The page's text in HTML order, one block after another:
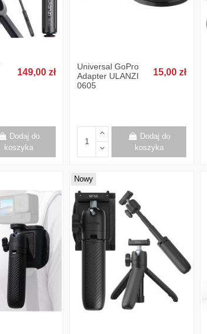
149,00 zł
Dodaj do
koszyka
Universal GoPro
Adapter ULANZI
0605
15,00 zł
Dodaj do
koszyka
Nowy